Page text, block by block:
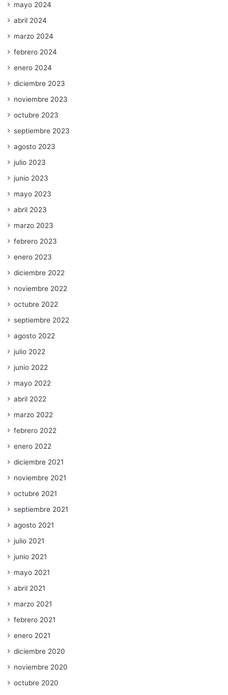
mayo 2024
abril 2024
marzo 2024
febrero 2024
enero 2024
diciembre 2023
noviembre 2023
octubre 2023
septiembre 2023
agosto 2023
julio 2023
junio 2023
mayo 2023
abril 2023
marzo 2023
febrero 2023
enero 2023
diciembre 2022
noviembre 2022
octubre 2022
septiembre 2022
agosto 2022
julio 2022
junio 2022
mayo 2022
abril 2022
marzo 2022
febrero 2022
enero 2022
diciembre 2021
noviembre 2021
octubre 2021
septiembre 2021
agosto 2021
julio 2021
junio 2021
mayo 2021
abril 2021
marzo 2021
febrero 2021
enero 2021
diciembre 2020
noviembre 2020
octubre 2020